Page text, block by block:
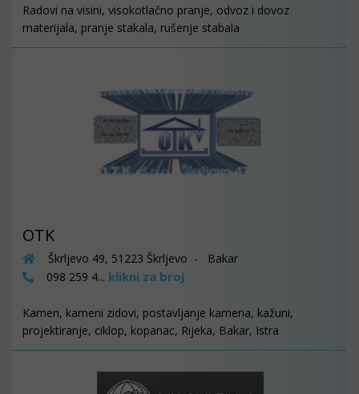
Radovi na visini, visokotlačno pranje, odvoz i dovoz
materijala, pranje stakala, rušenje stabala
OTK
Škrljevo 49, 51223 Škrljevo - Bakar
098 259 4... klikni za broj
Kamen, kameni zidovi, postavljanje kamena, kažuni,
projektiranje, ciklop, kopanac, Rijeka, Bakar, Istra